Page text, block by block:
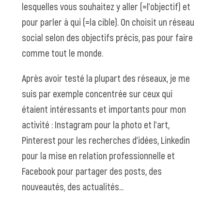
lesquelles vous souhaitez y aller (=l’objectif) et
pour parler à qui (=la cible). On choisit un réseau
social selon des objectifs précis, pas pour faire
comme tout le monde.
Après avoir testé la plupart des réseaux, je me
suis par exemple concentrée sur ceux qui
étaient intéressants et importants pour mon
activité : Instagram pour la photo et l’art,
Pinterest pour les recherches d’idées, Linkedin
pour la mise en relation professionnelle et
Facebook pour partager des posts, des
nouveautés, des actualités…